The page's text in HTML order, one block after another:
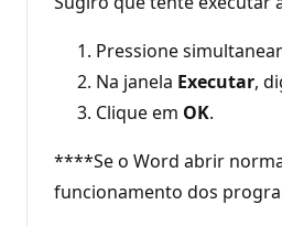
Pressione
Na janela Executar,
Clique em OK.
****Se o Word abrir
funcionamento dos